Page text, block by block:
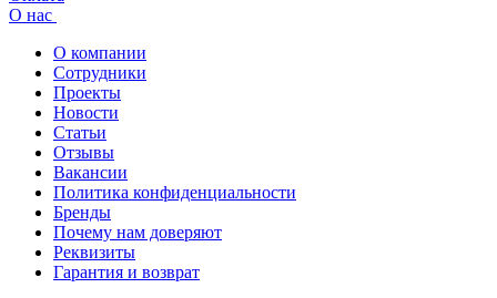
О нас
О компании
Сотрудники
Проекты
Новости
Статьи
Отзывы
Вакансии
Политика конфиденциальности
Бренды
Почему нам доверяют
Реквизиты
Гарантия и возврат